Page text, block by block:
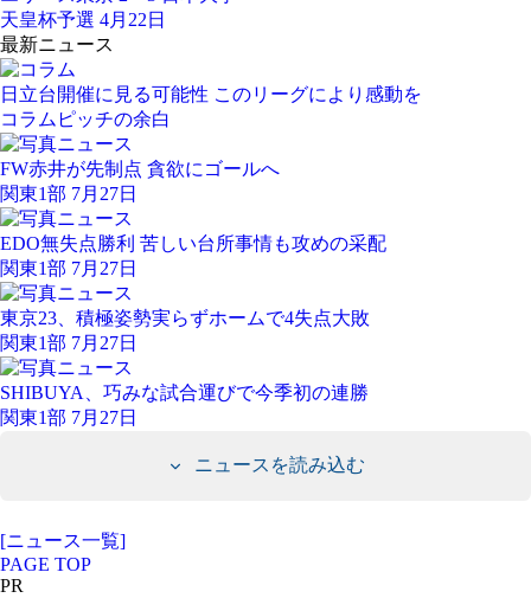
天皇杯予選 4月22日
最新ニュース
日立台開催に見る可能性 このリーグにより感動を
コラム ピッチの余白
FW赤井が先制点 貪欲にゴールへ
関東1部 7月27日
EDO無失点勝利 苦しい台所事情も攻めの采配
関東1部 7月27日
東京23、積極姿勢実らずホームで4失点大敗
関東1部 7月27日
SHIBUYA、巧みな試合運びで今季初の連勝
関東1部 7月27日
ニュースを読み込む
[ニュース一覧]
PAGE TOP
PR